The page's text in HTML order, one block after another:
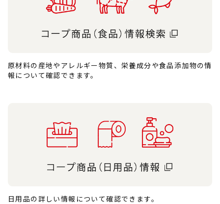
原材料の産地やアレルギー物質、栄養成分や食品添加物の情
報について確認できます。
日用品の詳しい情報について確認できます。